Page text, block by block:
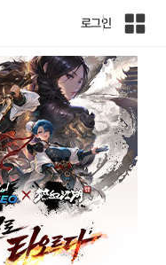
로그인
인
전
체
사
이
트